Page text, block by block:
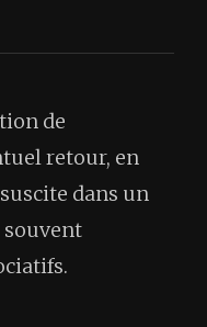
de
retour, en
dans un
souvent